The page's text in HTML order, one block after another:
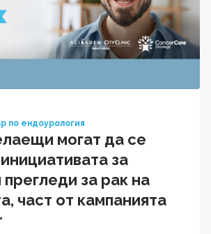
по ендоурология
могат да се
за
прегледи за рак на
част от кампанията